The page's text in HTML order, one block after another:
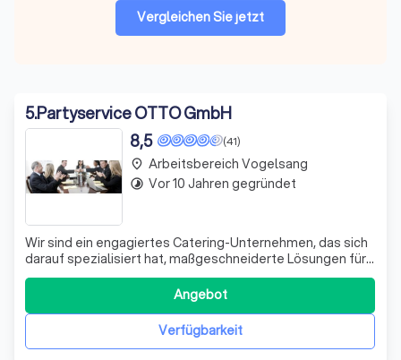
Vergleichen Sie jetzt
5.Partyservice OTTO GmbH
(41)
8,5
Wir sind ein engagiertes Catering-Unternehmen, das sich
darauf spezialisiert hat, maßgeschneiderte Lösungen für
Ihre Veranstaltungen und Geschäftsanforderungen zu
bieten. Jeden Tag stellen wir uns neuen
Herausforderungen und beweisen unsere Flexibilität und
Belastbarkeit. Wir glauben fest daran, das
Verfügbarkeit
Angebot
place Arbeitsbereich Vogelsang
timelapse Vor 10 Jahren gegründet